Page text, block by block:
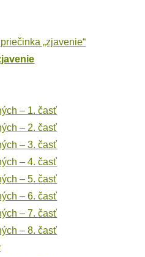
„zja­ve­nie“
– 1. časť
– 2. časť
– 3. časť
– 4. časť
– 5. časť
– 6. časť
– 7. časť
– 8. časť